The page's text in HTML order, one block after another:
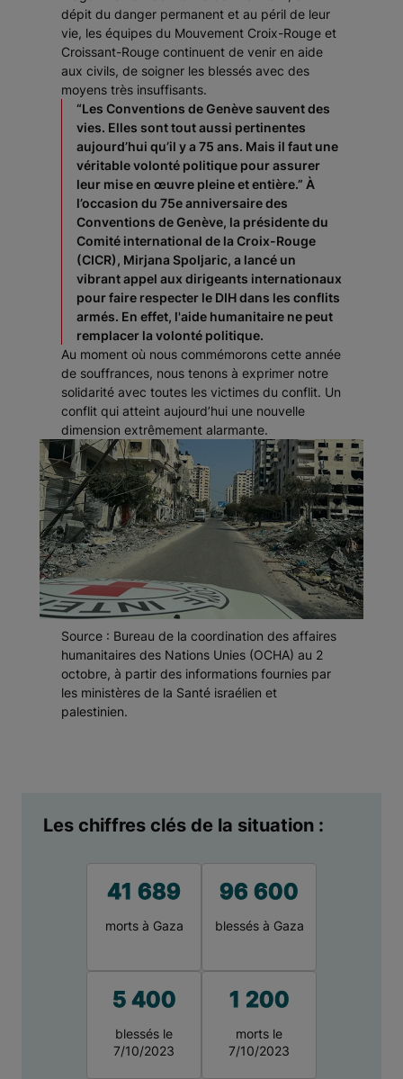
dépit du danger permanent et au péril de leur
vie, les équipes du Mouvement Croix-Rouge et
Croissant-Rouge continuent de venir en aide
aux civils, de soigner les blessés avec des
moyens très insuffisants.
“Les Conventions de Genève sauvent des
vies. Elles sont tout aussi pertinentes
aujourd’hui qu’il y a 75 ans. Mais il faut une
véritable volonté politique pour assurer
leur mise en œuvre pleine et entière.” À
l’occasion du 75e anniversaire des
Conventions de Genève, la présidente du
Comité international de la Croix-Rouge
(CICR), Mirjana Spoljaric, a lancé un
vibrant appel aux dirigeants internationaux
pour faire respecter le DIH dans les conflits
armés. En effet, l'aide humanitaire ne peut
remplacer la volonté politique.
Au moment où nous commémorons cette année
de souffrances, nous tenons à exprimer notre
solidarité avec toutes les victimes du conflit. Un
conflit qui atteint aujourd’hui une nouvelle
dimension extrêmement alarmante.
Source : Bureau de la coordination des affaires
humanitaires des Nations Unies (OCHA) au 2
octobre, à partir des informations fournies par
les ministères de la Santé israélien et
palestinien.
Les chiffres clés de la situation :
41 689
morts à Gaza
96 600
blessés à Gaza
5 400
blessés le
7/10/2023
1 200
morts le
7/10/2023